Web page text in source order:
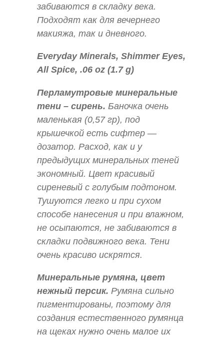
забиваются в складку века.
Подходят как для вечернего
макияжа, так и дневного.
Everyday Minerals, Shimmer Eyes,
All Spice, .06 oz (1.7 g)
Перламутровые минеральные
тени – сирень. Баночка очень
маленькая (0,57 гр), под
крышечкой есть сифтер —
дозатор. Расход, как и у
предыдущих минеральных теней
экономный. Цвет красивый
сиреневый с голубым подтоном.
Тушуются легко и при сухом
способе нанесения и при влажном,
не осыпаются, не забиваются в
складки подвижного века. Тени
очень красиво искрятся.
Минеральные румяна, цвет
нежный персик. Румяна сильно
пигментированы, поэтому для
создания естественного румянца
на щеках нужно очень малое их